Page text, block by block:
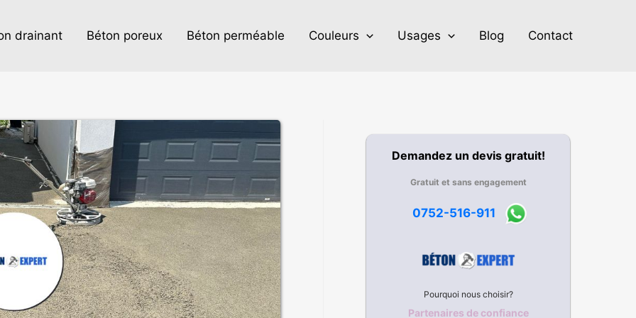
drainant Béton poreux Béton perméable Couleurs Usages Blog Contact
Demandez un devis gratuit!
Gratuit et sans engagement
0752-516-911
Pourquoi nous choisir?
Partenaires de confiance